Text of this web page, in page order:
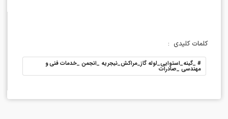
کلمات کلیدی :
# _گینه_استوایی_لوله گاز_مراکش_نیجریه _انجمن _خدمات فنی و
مهندسی _صادرات